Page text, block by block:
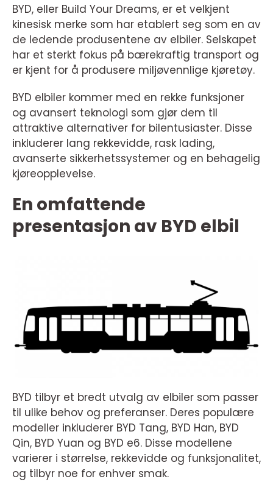
BYD, eller Build Your Dreams, er et velkjent
kinesisk merke som har etablert seg som en av
de ledende produsentene av elbiler. Selskapet
har et sterkt fokus på bærekraftig transport og
er kjent for å produsere miljøvennlige kjøretøy.
BYD elbiler kommer med en rekke funksjoner
og avansert teknologi som gjør dem til
attraktive alternativer for bilentusiaster. Disse
inkluderer lang rekkevidde, rask lading,
avanserte sikkerhetssystemer og en behagelig
kjøreopplevelse.
En omfattende
presentasjon av BYD elbil
BYD tilbyr et bredt utvalg av elbiler som passer
til ulike behov og preferanser. Deres populære
modeller inkluderer BYD Tang, BYD Han, BYD
Qin, BYD Yuan og BYD e6. Disse modellene
varierer i størrelse, rekkevidde og funksjonalitet,
og tilbyr noe for enhver smak.